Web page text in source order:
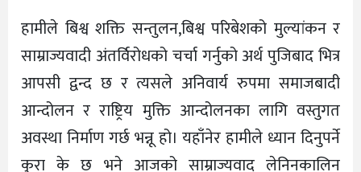
हामीले बिश्व शक्ति सन्तुलन,बिश्व परिबेशको मुल्यांकन र
साम्राज्यवादी अंतर्विरोधको चर्चा गर्नुको अर्थ पुजिबाद भित्र
आपसी द्वन्द छ र त्यसले अनिवार्य रुपमा समाजबादी
आन्दोलन र राष्ट्रिय मुक्ति आन्दोलनका लागि वस्तुगत
अवस्था निर्माण गर्छ भन्नू हो। यहाँनेर हामीले ध्यान दिनुपर्ने
कुरा के छ भने आजको साम्राज्यवाद लेनिनकालिन